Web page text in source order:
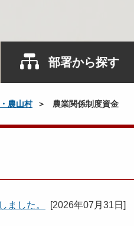
部署から探す
農山村 農業関係制度資金
ました。 [2026年07月31日 ]